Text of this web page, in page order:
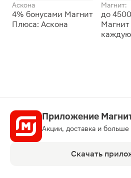
Аскона
4% бонусами Магнит
Плюса: Аскона
Магнит:
до
Приложение
Акции, доставка и больше
Скачать